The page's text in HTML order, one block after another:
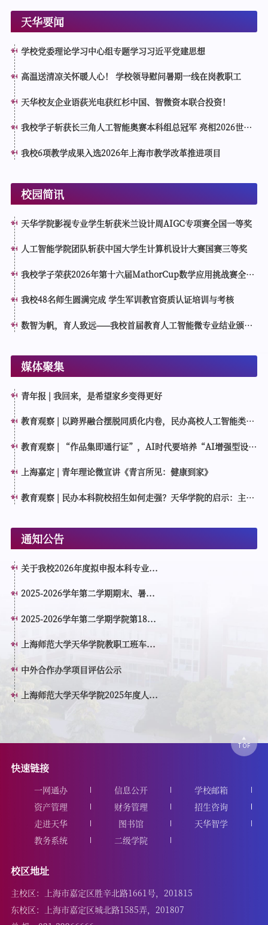
天华要闻
学校党委理论学习中心组专题学习习近平党建思想
高温送清凉关怀暖人心！ 学校领导慰问暑期一线在岗教职工
天华校友企业语荻光电获红杉中国、智微资本联合投资！
我校学子斩获长三角人工智能奥赛本科组总冠军 亮相2026世界
我校6项教学成果入选2026年上海市教学改革推进项目
校园简讯
天华学院影视专业学生斩获米兰设计周AIGC专项赛全国一等奖
人工智能学院团队斩获中国大学生计算机设计大赛国赛三等奖
我校学子荣获2026年第十六届MathorCup数学应用挑战赛全国
我校48名师生圆满完成 学生军训教官资质认证培训与考核
数智为帆，育人致远——我校首届教育人工智能微专业结业颁证
媒体聚集
青年报 | 我回来，是希望家乡变得更好
教育观察 | 以跨界融合摆脱同质化内卷，民办高校人工智能类专
教育观察 | “作品集即通行证”，AI时代要培养“AI增强型设计
上海嘉定 | 青年理论微宣讲《青言所见：健康到家》
教育观察 | 民办本科院校招生如何走强？天华学院的启示：主动
通知公告
关于我校2026年度拟申报本科专业...
2025-2026学年第二学期期末、暑...
2025-2026学年第二学期学院第18...
上海师范大学天华学院教职工班车...
中外合作办学项目评估公示
上海师范大学天华学院2025年度人...
快速链接
一网通办 信息公开
学校邮箱
资产管理
财务管理
招生咨询
走进天华
图书馆
天华智学
教务系统
二级学院
校区地址
主校区：上海市嘉定区胜辛北路1661号，201815
东校区：上海市嘉定区城北路1585弄，201807